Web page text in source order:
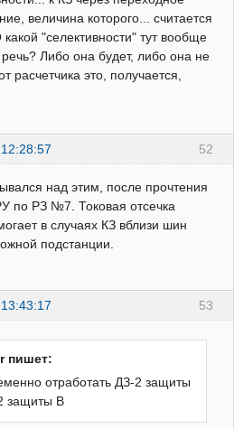
величина которого... считается
"селективности" тут вообще
Либо она будет, либо она не
расчетчика это, получается,
52
над этим, после прочтения
по РЗ №7. Токовая отсечка
в случаях КЗ вблизи шин
подстанции.
53
пишет:
отработать ДЗ-2 защиты
защиты В